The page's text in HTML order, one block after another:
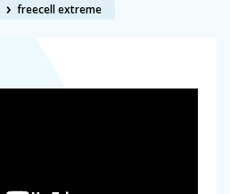
freecell extreme